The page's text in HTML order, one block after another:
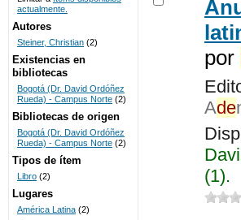
UNICOC
por
Ade
(1).
actualmente.
Autores
Steiner, Christian (2)
Existencias en
bibliotecas
Bogotá (Dr. David Ordóñez
Rueda) - Campus Norte (2)
Bibliotecas de origen
Bogotá (Dr. David Ordóñez
Rueda) - Campus Norte (2)
Tipos de ítem
Libro (2)
Lugares
América Latina (2)